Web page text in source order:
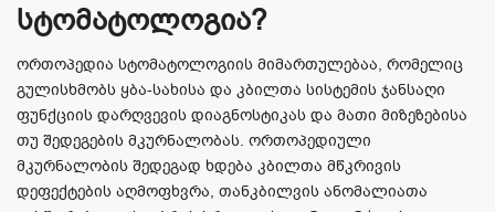
სტომატოლოგია?
ორთოპედია სტომატოლოგიის მიმართულებაა, რომელიც
გულისხმობს ყბა-სახისა და კბილთა სისტემის ჯანსაღი
ფუნქციის დარღვევის დიაგნოსტიკას და მათი მიზეზებისა
თუ შედეგების მკურნალობას. ორთოპედიული
მკურნალობის შედეგად ხდება კბილთა მწკრივის
დეფექტების აღმოფხვრა, თანკბილვის ანომალიათა